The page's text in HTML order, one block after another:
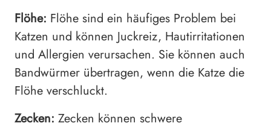
Flöhe: Flöhe sind ein häufiges Problem bei
Katzen und können Juckreiz, Hautirritationen
und Allergien verursachen. Sie können auch
Bandwürmer übertragen, wenn die Katze die
Flöhe verschluckt.
Zecken: Zecken können schwere